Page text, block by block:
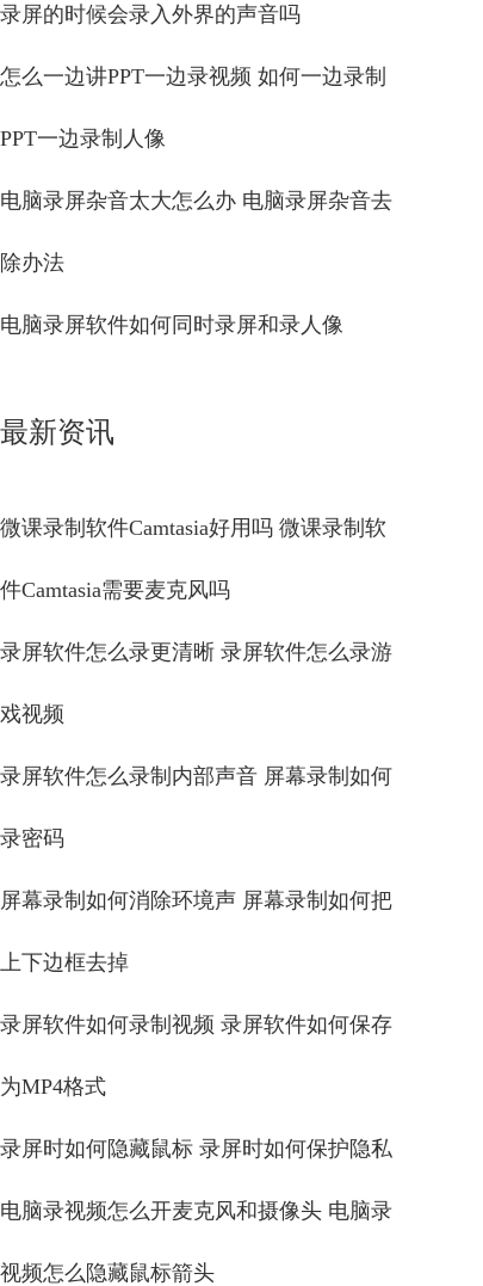
录屏的时候会录入外界的声音吗
怎么一边讲PPT一边录视频 如何一边录制
PPT一边录制人像
电脑录屏杂音太大怎么办 电脑录屏杂音去
除办法
电脑录屏软件如何同时录屏和录人像
最新资讯
微课录制软件Camtasia好用吗 微课录制软
件Camtasia需要麦克风吗
录屏软件怎么录更清晰 录屏软件怎么录游
戏视频
录屏软件怎么录制内部声音 屏幕录制如何
录密码
屏幕录制如何消除环境声 屏幕录制如何把
上下边框去掉
录屏软件如何录制视频 录屏软件如何保存
为MP4格式
录屏时如何隐藏鼠标 录屏时如何保护隐私
电脑录视频怎么开麦克风和摄像头 电脑录
视频怎么隐藏鼠标箭头